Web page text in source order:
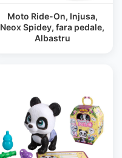
Moto Ride-On, Injusa,
Neox Spidey, fara pedale,
Albastru